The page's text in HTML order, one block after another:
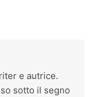
e autrice.
sotto il segno